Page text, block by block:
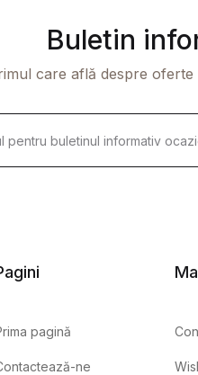
Buletin
care află despre
pagină
ne